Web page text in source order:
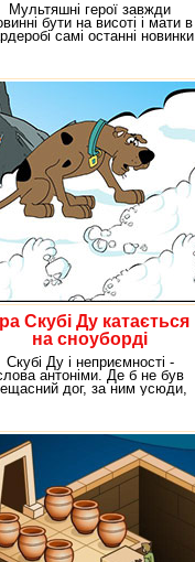
Мультяшні герої завжди
бути на висоті і мати в
самі останні новинки
Скубі Ду катається
на сноуборді
Скубі Ду і неприємності -
антоніми. Де б не був
дог, за ним усюди,